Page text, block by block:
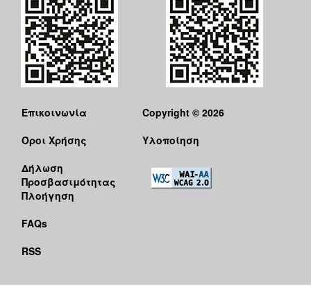
Επικοινωνία
Όροι Χρήσης
Δήλωση
Προσβασιμότητας
Πλοήγηση
FAQs
RSS
Copyright © 2026
Υλοποίηση